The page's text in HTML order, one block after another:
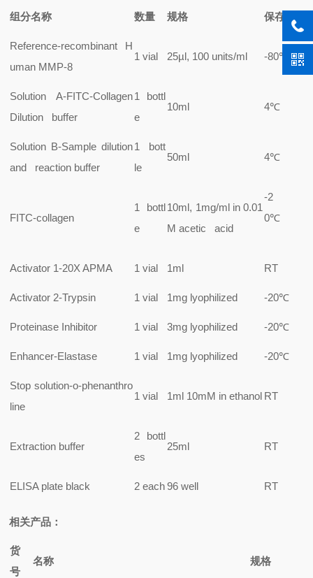
组分名称 数量 规格 保存
Reference-recombinant H
uman MMP-8
1 vial 25µl, 100 units/ml -80℃
Solution A-FITC-Collagen
Dilution buffer
1 bottl
e
10ml 4℃
Solution B-Sample dilution
and reaction buffer
1 bott
le
50ml 4℃
FITC-collagen
1 bottl
e
10ml, 1mg/ml in 0.01
M acetic acid
-2
0℃
Activator 1-20X APMA 1 vial 1ml RT
Activator 2-Trypsin 1 vial 1mg lyophilized -20℃
Proteinase Inhibitor 1 vial 3mg lyophilized -20℃
Enhancer-Elastase 1 vial 1mg lyophilized -20℃
Stop solution-o-phenanthro
line
1 vial 1ml 10mM in ethanol RT
Extraction buffer
2 bottl
es
25ml RT
ELISA plate black 2 each 96 well RT
相关产品：
货
号
名称 规格